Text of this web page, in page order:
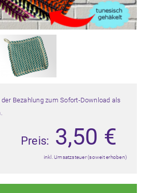
Bezahlung zum Sofort-Download als
Preis: 3,50 €
inkl. Umsatzsteuer (soweit erhoben)